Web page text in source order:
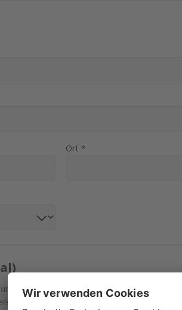
Ort *
auf deiner Rechnung? In diesem Feld
abgefragt wurde.